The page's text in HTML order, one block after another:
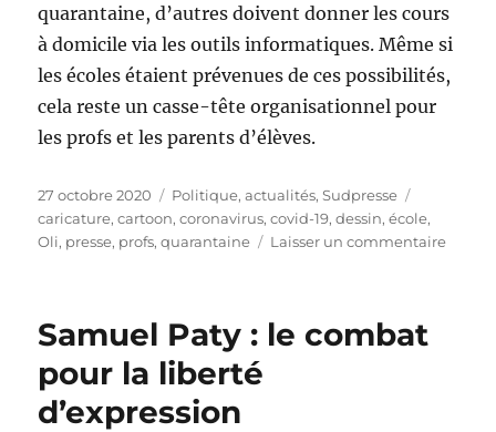
quarantaine, d’autres doivent donner les cours
à domicile via les outils informatiques. Même si
les écoles étaient prévenues de ces possibilités,
cela reste un casse-tête organisationnel pour
les profs et les parents d’élèves.
Publié
le
27 octobre 2020 Catégories
Politique, actualités,Sudpresse
caricature,cartoon,coronavirus,covid-19,dessin,école,
Oli, presse, profs,quarantaine Laisser un commentairesur
Samuel Paty : le combat
pour la liberté
d’expression